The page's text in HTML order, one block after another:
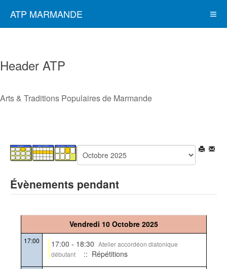
ATP MARMANDE
Header ATP
Arts & Traditions Populaires de Marmande
Évènements pendant
Vendredi 10 Octobre 2025
17:00 17:00 - 18:30 Atelier accordéon diatonique
débutant
:: Répétitions